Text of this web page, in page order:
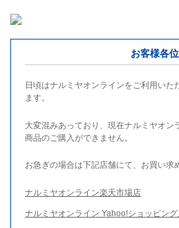
お客様各位
日頃はナルミヤオンラインをご利用いた
ます。
大変混みあっており、現在ナルミヤオン
商品のご購入ができません。
お急ぎの場合は下記店舗にて、お買い求
ナルミヤオンライン楽天市場店
ナルミヤオンライン Yahoo!ショッピン